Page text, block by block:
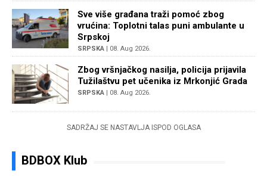
Sve više građana traži pomoć zbog
vrućina: Toplotni talas puni ambulante u
Srpskoj
SRPSKA | 08. Aug 2026.
Zbog vršnjačkog nasilja, policija prijavila
Tužilaštvu pet učenika iz Mrkonjić Grada
SRPSKA | 08. Aug 2026.
SADRŽAJ SE NASTAVLJA ISPOD OGLASA
BDBOX Klub